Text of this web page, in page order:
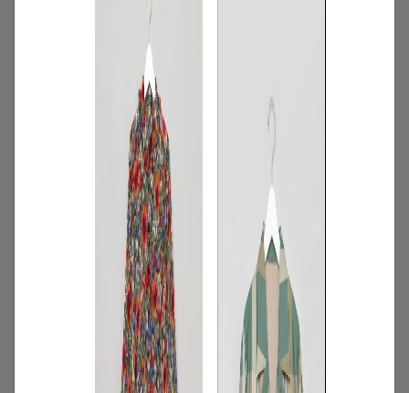
特集
【夏に映える別注ワンピース】ディウ
カ・レリル・アローブの特別なドレスが
登場！
2026.07.23